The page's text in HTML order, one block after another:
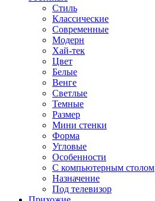
Стиль
Классические
Современные
Модерн
Хай-тек
Цвет
Белые
Венге
Светлые
Темные
Размер
Мини стенки
Форма
Угловые
Особенности
С компьютерным столом
Назначение
Под телевизор